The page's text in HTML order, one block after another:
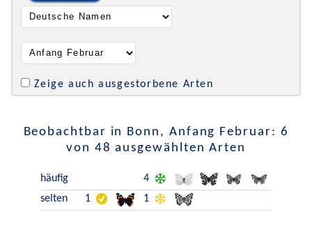
Zeige auch ausgestorbene Arten
Beobachtbar in Bonn, Anfang Februar: 6
von 48 ausgewählten Arten
häufig
4
selten
1 1